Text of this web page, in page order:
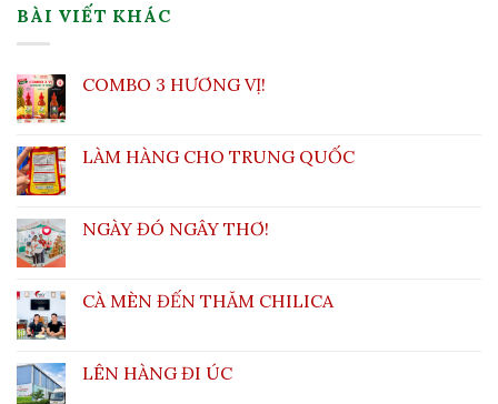
BÀI VIẾT KHÁC
COMBO 3 HƯƠNG VỊ!
LÀM HÀNG CHO TRUNG QUỐC
NGÀY ĐÓ NGÂY THƠ!
CÀ MÈN ĐẾN THĂM CHILICA
LÊN HÀNG ĐI ÚC